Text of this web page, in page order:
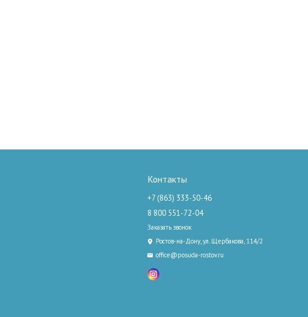
Контакты
+7 (863) 333-50-46
8 800 551-72-04
Заказать звонок
Ростов-на-Дону, ул. Щербакова, 114/2
office@posuda-rostov.ru